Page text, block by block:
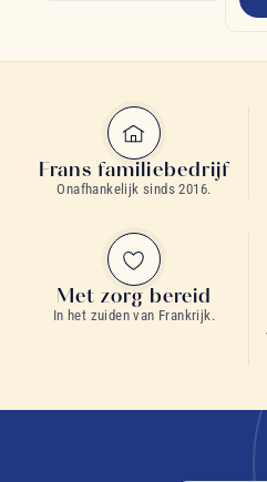
Frans familiebedrijf
Onafhankelijk sinds 2016.
Met zorg bereid
In het zuiden van Frankrijk.